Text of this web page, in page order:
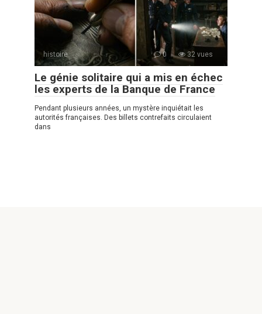
histoire 0 32 vues
Le génie solitaire qui a mis en échec
les experts de la Banque de France
Pendant plusieurs années, un mystère inquiétait les
autorités françaises. Des billets contrefaits circulaient
dans